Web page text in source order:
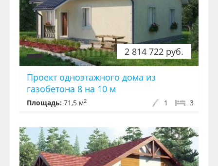
2 814 722 руб.
Проект одноэтажного дома из
газобетона 8 на 10 м
Площадь: 71,5 м2 3
1